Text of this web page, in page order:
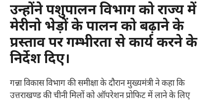
उन्होंने पशुपालन विभाग को राज्य में
मेरीनो भेड़ों के पालन को बढ़ाने के
प्रस्ताव पर गम्भीरता से कार्य करने के
निर्देश दिए।
गन्ना विकास विभाग की समीक्षा के दौरान मुख्यमंत्री ने कहा कि
उत्तराखण्ड की चीनी मिलों को ऑपरेशन प्रोफिट में लाने के लिए